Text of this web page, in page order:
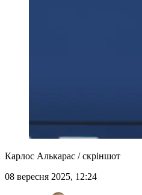
Карлос Алькарас / скріншот
08 вересня 2025, 12:24